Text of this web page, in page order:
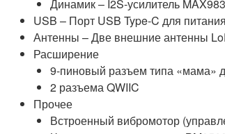
Динамик – I2S-усилитель
USB – Порт USB Type-C для
Антенны – Две внешние антенны
Расширение
9-пиновый разъем типа «мама»
2 разъема QWIIC
Прочее
Встроенный вибромотор